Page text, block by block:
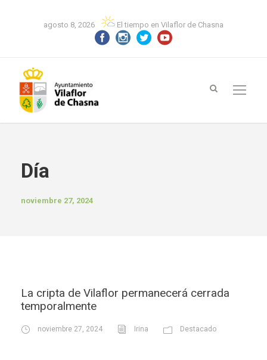
agosto 8, 2026 El tiempo en Vilaflor de Chasna
Día
noviembre 27, 2024
La cripta de Vilaflor permanecerá cerrada
temporalmente
noviembre 27, 2024 Irina Destacado